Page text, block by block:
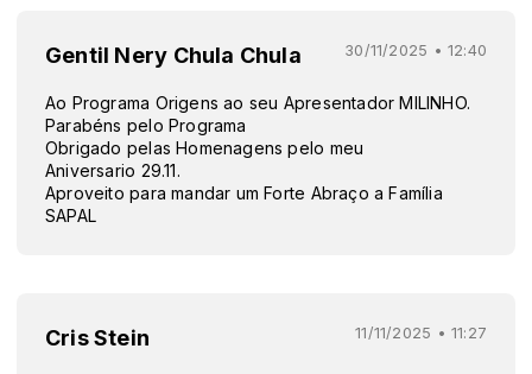
Gentil Nery Chula Chula 30/11/2025 • 12:40
Ao Programa Origens ao seu Apresentador MILINHO.
Parabéns pelo Programa
Obrigado pelas Homenagens pelo meu
Aniversario 29.11.
Aproveito para mandar um Forte Abraço a Família
SAPAL
Cris Stein 11/11/2025 • 11:27